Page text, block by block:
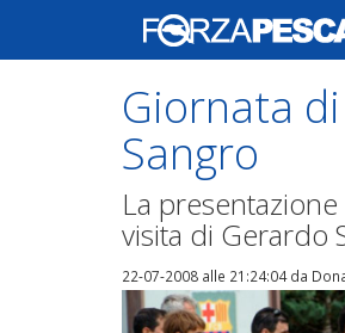
Giornata
Sangro
La
visita di Gerardo
22-07-2008 alle 21:24:04da